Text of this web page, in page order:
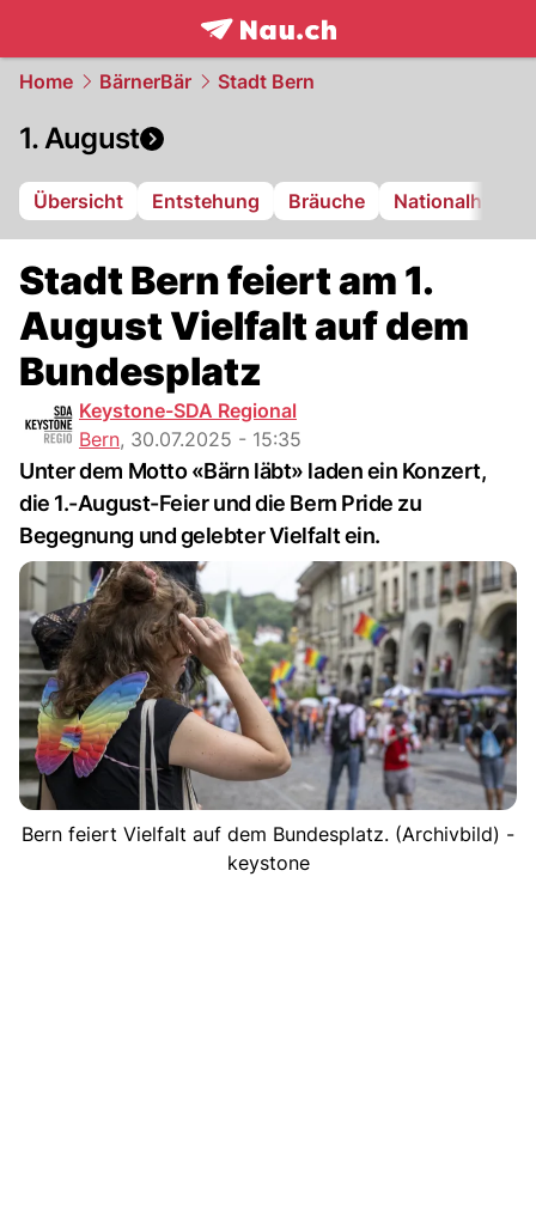
frontpage.NAU.ch
Home BärnerBär Stadt Bern
1. August
Übersicht Entstehung Bräuche Nationalhymne
Stadt Bern feiert am 1.
August Vielfalt auf dem
Bundesplatz
Keystone-SDA Regional
Bern, 30.07.2025 - 15:35
Unter dem Motto «Bärn läbt» laden ein Konzert,
die 1.-August-Feier und die Bern Pride zu
Begegnung und gelebter Vielfalt ein.
Bern feiert Vielfalt auf dem Bundesplatz. (Archivbild) -
keystone